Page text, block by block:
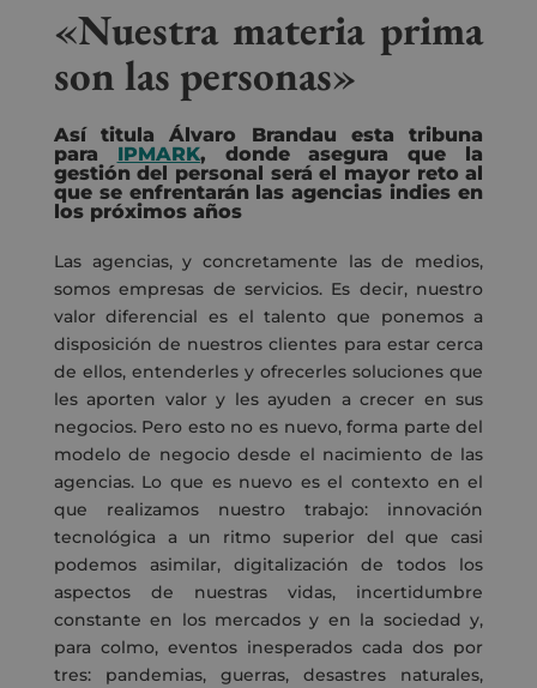
«Nuestra materia prima
son las personas»
Así titula Álvaro Brandau esta tribuna
para IPMARK, donde asegura que la
gestión del personal será el mayor reto al
que se enfrentarán las agencias indies en
los próximos años
Las agencias, y concretamente las de medios,
somos empresas de servicios. Es decir, nuestro
valor diferencial es el talento que ponemos a
disposición de nuestros clientes para estar cerca
de ellos, entenderles y ofrecerles soluciones que
les aporten valor y les ayuden a crecer en sus
negocios. Pero esto no es nuevo, forma parte del
modelo de negocio desde el nacimiento de las
agencias. Lo que es nuevo es el contexto en el
que realizamos nuestro trabajo: innovación
tecnológica a un ritmo superior del que casi
podemos asimilar, digitalización de todos los
aspectos de nuestras vidas, incertidumbre
constante en los mercados y en la sociedad y,
para colmo, eventos inesperados cada dos por
tres: pandemias, guerras, desastres naturales,